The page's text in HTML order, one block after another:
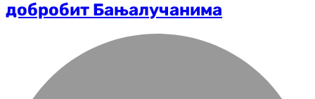
добробит Бањалучанима